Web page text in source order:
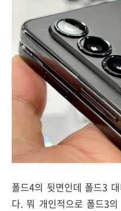
폴드4의 뒷면인데 폴드3
다. 뭐 개인적으로 폴드3